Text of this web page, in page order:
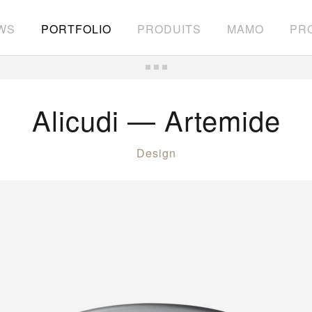
PORTFOLIO PRODUITS MAMO
Alicudi — Artemide
Design